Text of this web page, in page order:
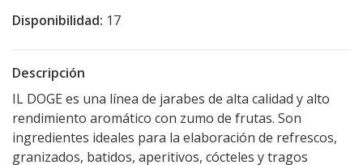
Disponibilidad: 17
Descripción
IL DOGE es una línea de jarabes de alta calidad y alto
rendimiento aromático con zumo de frutas. Son
ingredientes ideales para la elaboración de refrescos,
granizados, batidos, aperitivos, cócteles y tragos